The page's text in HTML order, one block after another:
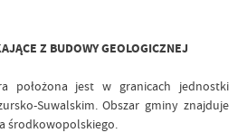
Z BUDOWY GEOLOGICZNEJ
położona jest w granicach jednostki
Suwalskim. Obszar gminy znajduje
środkowopolskiego.